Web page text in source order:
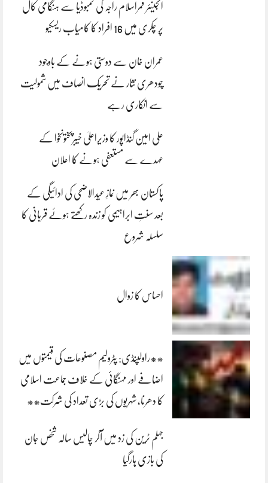
انجینئر قمراسلام راجہ کی کمبوڈیا سے ہنگامی کال
پر چکری میں 16 افراد کا کامیاب ریسکیو
عمران خان سے دوستی ہونے کے باوجود
چودھری نثار نے تحریک انصاف میں شمولیت
سے انکاری رہے
علی امین گنڈاپور کا وزیراعلیٰ خیبرپختونخوا کے
عہدے سے مستعفی ہونے کا اعلان
پاکستان بھر میں نمازِ عیدالاضحی کی ادائیگی کے
بعد سنتِ ابراہیمی کو زندہ رکھتے ہوئے قربانی کا
سلسلہ شروع
احساس کا زوال
**راولپنڈی: پٹرولیم مصنوعات کی قیمتوں میں
اضافے اور مہنگائی کے خلاف جماعت اسلامی
کا دھرنا، شہریوں کی بڑی تعداد کی شرکت**
جہلم ٹرین کی زد میں آکر چالیس سالہ شخص جان
کی بازی ہارگیا